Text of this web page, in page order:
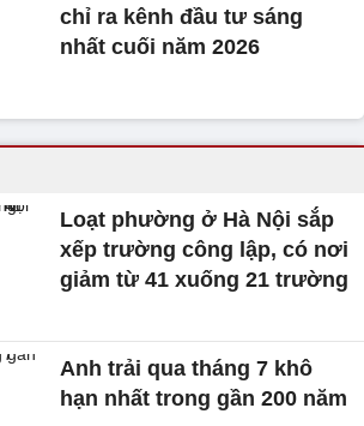
chỉ ra kênh đầu tư sáng
nhất cuối năm 2026
Loạt phường ở Hà Nội sắp
xếp trường công lập, có nơi
giảm từ 41 xuống 21 trường
Anh trải qua tháng 7 khô
hạn nhất trong gần 200 năm